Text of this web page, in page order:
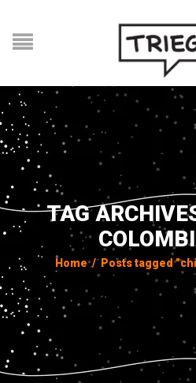
TAG
Home / Posts tagged